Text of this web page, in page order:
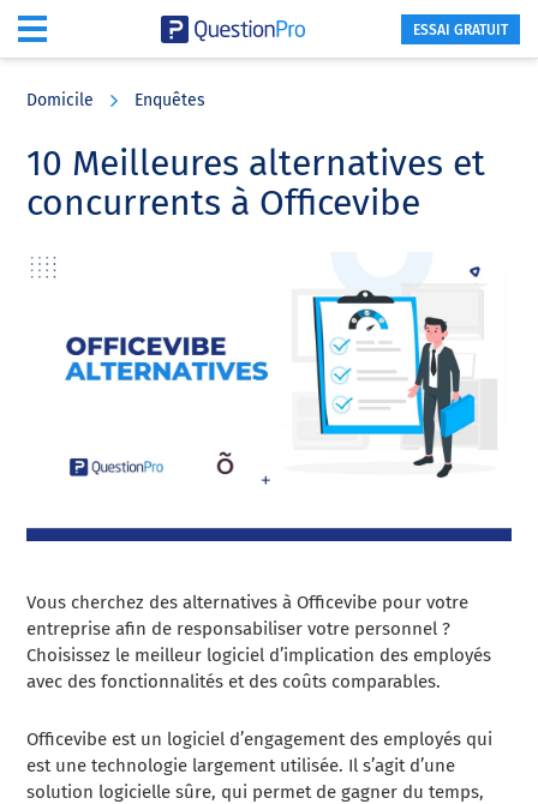
content
sidebar
ESSAI GRATUIT
Domicile Enquêtes
10 Meilleures alternatives et
concurrents à Officevibe
Vous cherchez des alternatives à Officevibe pour votre
entreprise afin de responsabiliser votre personnel ?
Choisissez le meilleur logiciel d’implication des employés
avec des fonctionnalités et des coûts comparables.
Officevibe est un logiciel d’engagement des employés qui
est une technologie largement utilisée. Il s’agit d’une
solution logicielle sûre, qui permet de gagner du temps,